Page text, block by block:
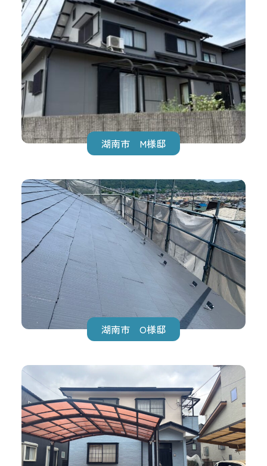
湖南市 M様邸
湖南市 O様邸